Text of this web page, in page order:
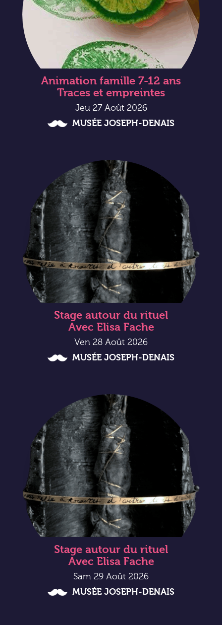
Animation famille 7-12 ans
Traces et empreintes
Jeu 27 Août 2026
MUSÉE JOSEPH-DENAIS
Stage autour du rituel
Avec Elisa Fache
Ven 28 Août 2026
MUSÉE JOSEPH-DENAIS
Stage autour du rituel
Avec Elisa Fache
Sam 29 Août 2026
MUSÉE JOSEPH-DENAIS